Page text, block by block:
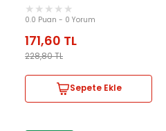
Kablosu
0.0 Puan - 0 Yorum
171,60 TL
228,80TL
Sepete Ekle